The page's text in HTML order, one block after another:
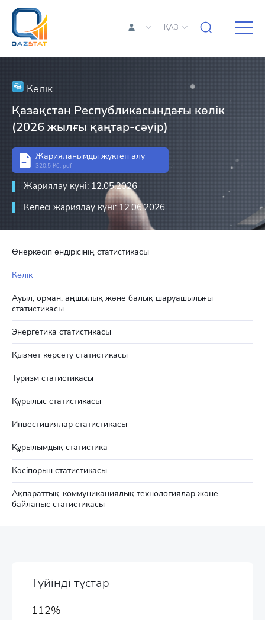
ҚАЗ
Өнеркәсіп өндірісінің статистикасы
Көлік
Ауыл, орман, аңшылық және балық шаруашылығы
статистикасы
Энергетика статистикасы
Қызмет көрсету статистикасы
Туризм статистикасы
Құрылыс статистикасы
Инвестициялар статистикасы
Құрылымдық статистика
Кәсіпорын статистикасы
Ақпараттық-коммуникациялық технологиялар және
байланыс статистикасы
Көлік
Қазақстан Республикасындағы көлік
(2026 жылғы қаңтар-сәуір)
Жарияланымды жүктеп алу
320.5 Кб, pdf
Жариялау күні: 12.05.2026
Келесі жариялау күні: 12.06.2026
Түйінді тұстар
112%